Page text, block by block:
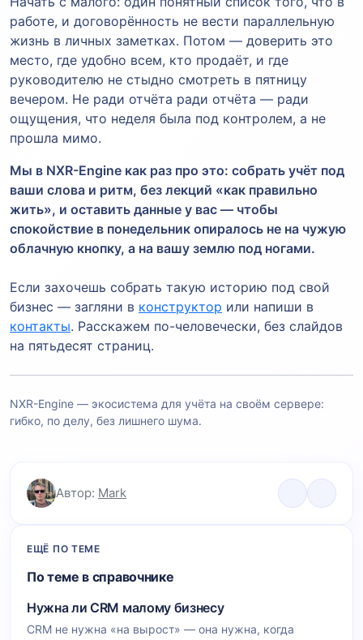
работе, и договорённость не вести параллельную
жизнь в личных заметках. Потом — доверить это
место, где удобно всем, кто продаёт, и где
руководителю не стыдно смотреть в пятницу
вечером. Не ради отчёта ради отчёта — ради
ощущения, что неделя была под контролем, а не
прошла мимо.
Мы в NXR-Engine как раз про это: собрать учёт под
ваши слова и ритм, без лекций «как правильно
жить», и оставить данные у вас — чтобы
спокойствие в понедельник опиралось не на чужую
облачную кнопку, а на вашу землю под ногами.
Если захочешь собрать такую историю под свой
бизнес — загляни в конструктор или напиши в
контакты. Расскажем по-человечески, без слайдов
на пятьдесят страниц.
NXR-Engine — экосистема для учёта на своём сервере:
гибко, по делу, без лишнего шума.
Автор: Mark
ЕЩЁ ПО ТЕМЕ
По теме в справочнике
Нужна ли CRM малому бизнесу
CRM не нужна «на вырост» — она нужна, когда